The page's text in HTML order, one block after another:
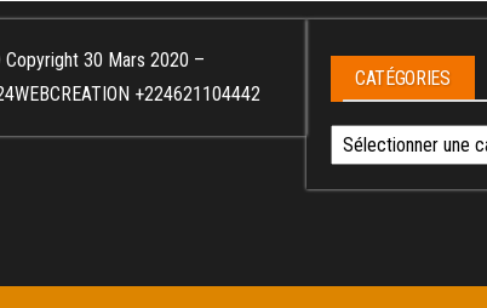
30 Mars 2020 –
+224621104442
CATÉGORIES
Catégories